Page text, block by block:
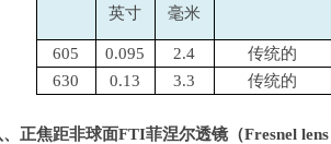
英寸 毫米
605 0.095 2.4 传统的
630
0.13 3.3 传统的
、正焦距非球面FTI菲涅尔透镜（Fresnel lens